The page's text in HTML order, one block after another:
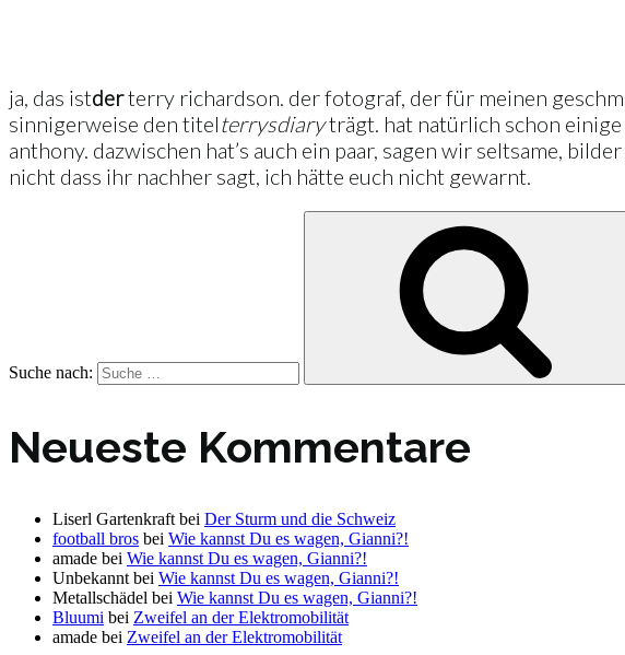
ja, das istderterry richardson. der fotograf, der für meinen
sinnigerweise den titelterrysdiaryträgt. hat natürlich schon
anthony. dazwischen hat’s auch ein paar, sagen wir seltsame,
nicht dass ihr nachher sagt, ich hätte euch nicht gewarnt.
Suche nach:
Neueste Kommentare
Liserl Gartenkraft bei Der Sturm und die Schweiz
football bros bei Wie kannst Du es wagen, Gianni?!
amade bei Wie kannst Du es wagen, Gianni?!
Unbekannt bei Wie kannst Du es wagen, Gianni?!
Metallschädel bei Wie kannst Du es wagen, Gianni?!
Bluumi bei Zweifel an der Elektromobilität
amade bei Zweifel an der Elektromobilität